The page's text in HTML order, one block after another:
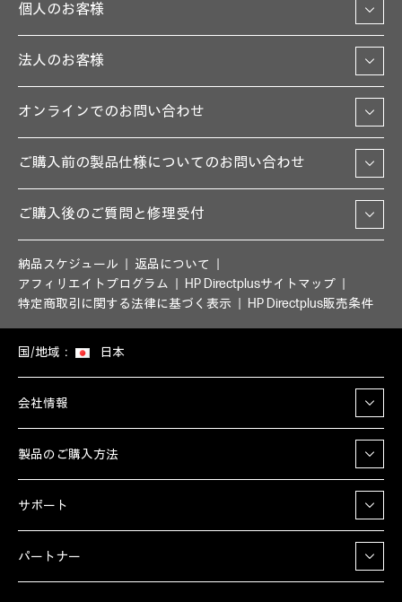
個人のお客様
法人のお客様
オンラインでのお問い合わせ
ご購入前の製品仕様についてのお問い合わせ
ご購入後のご質問と修理受付
納品スケジュール
返品について
アフィリエイトプログラム
HP Directplusサイトマップ
特定商取引に関する法律に基づく表示
HP Directplus販売条件
国/地域： 日本
会社情報
製品のご購入方法
サポート
パートナー